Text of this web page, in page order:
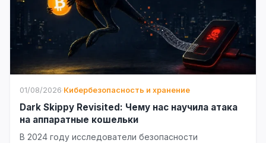
01/08/2026·Кибербезопасность и хранение
Dark Skippy Revisited: Чему нас научила атака
на аппаратные кошельки
В 2024 году исследователи безопасности